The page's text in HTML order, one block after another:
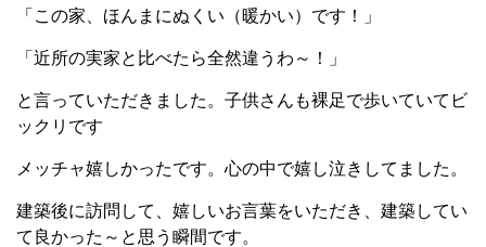
「この家、ほんまにぬくい（暖かい）です！」
「近所の実家と比べたら全然違うわ～！」
と言っていただきました。子供さんも裸足で歩いていてビ
ックリです
メッチャ嬉しかったです。心の中で嬉し泣きしてました。
建築後に訪問して、嬉しいお言葉をいただき、建築してい
て良かった～と思う瞬間です。